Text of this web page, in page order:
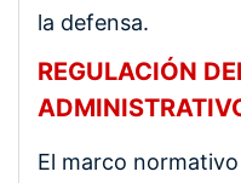
la defensa.
REGULACIÓN
El marco